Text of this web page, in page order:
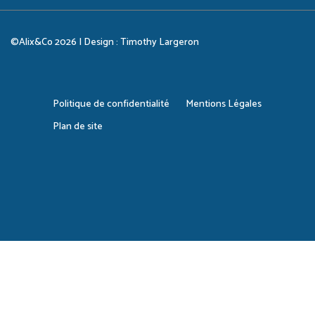
©Alix&Co 2026 | Design :Timothy Largeron
Politique de confidentialité
Mentions Légales
Plan de site